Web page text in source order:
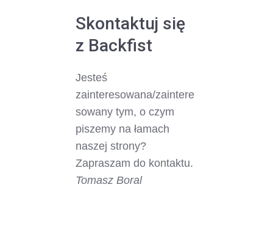
Skontaktuj się
z Backfist
Jesteś
zainteresowana/zaintere
sowany tym, o czym
piszemy na łamach
naszej strony?
Zapraszam do kontaktu.
Tomasz Boral